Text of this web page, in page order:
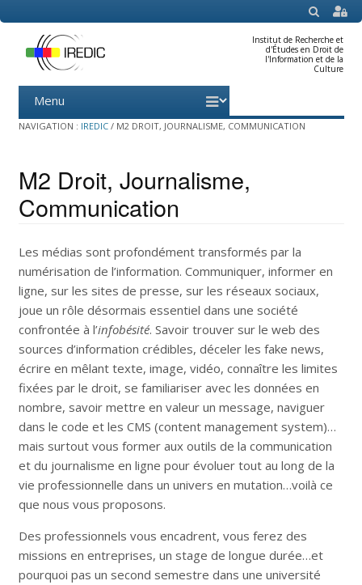
SEARCH
Institut de Recherche et
d'Études en Droit de
l'Information et de la
Culture
Menu
content
NAVIGATION : IREDIC / M2 DROIT, JOURNALISME, COMMUNICATION
M2 Droit, Journalisme,
Communication
Les médias sont profondément transformés par la
numérisation de l’information. Communiquer, informer en
ligne, sur les sites de presse, sur les réseaux sociaux,
joue un rôle désormais essentiel dans une société
confrontée à l’infobésité. Savoir trouver sur le web des
sources d’information crédibles, déceler les fake news,
écrire en mêlant texte, image, vidéo, connaître les limites
fixées par le droit, se familiariser avec les données en
nombre, savoir mettre en valeur un message, naviguer
dans le code et les CMS (content management system)…
mais surtout vous former aux outils de la communication
et du journalisme en ligne pour évoluer tout au long de la
vie professionnelle dans un univers en mutation…voilà ce
que nous vous proposons.
Des professionnels vous encadrent, vous ferez des
missions en entreprises, un stage de longue durée…et
pourquoi pas un second semestre dans une université